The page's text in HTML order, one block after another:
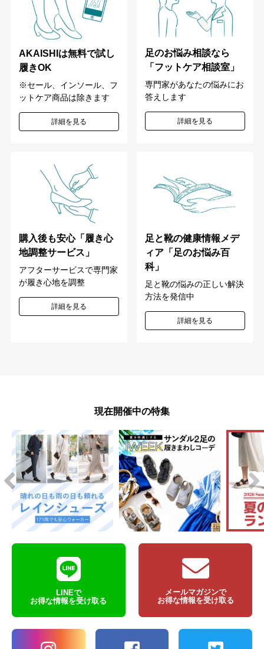
AKAISHIは無料で試し
履きOK
※セール、インソール、フ
ットケア商品は除きます
詳細を見る
足のお悩み相談なら
「フットケア相談室」
専門家があなたの悩みにお
答えします
詳細を見る
購入後も安心「履き心
地調整サービス」
アフターサービスで専門家
が履き心地を調整
詳細を見る
足と靴の健康情報メデ
ィア「足のお悩み百
科」
足と靴の悩みの正しい解決
方法を発信中
詳細を見る
現在開催中の特集
LINEで
お得な情報を受け取る
メールマガジンで
お得な情報を受け取る